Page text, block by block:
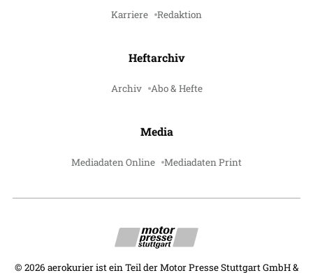
Karriere Redaktion
Heftarchiv
Archiv Abo & Hefte
Media
Mediadaten Online Mediadaten Print
© 2026 aerokurier ist ein Teil der Motor Presse Stuttgart GmbH &